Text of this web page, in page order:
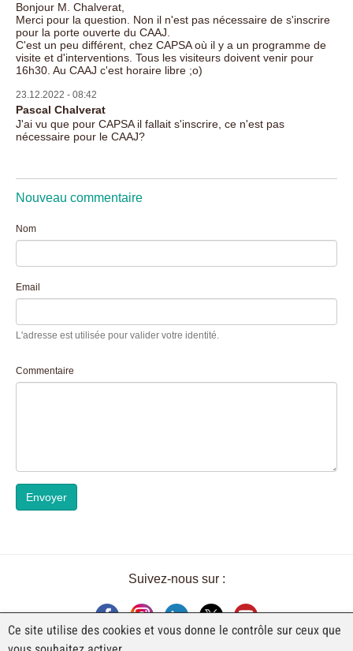
Bonjour M. Chalverat,
Merci pour la question. Non il n'est pas nécessaire de s'inscrire
pour la porte ouverte du CAAJ.
C'est un peu différent, chez CAPSA où il y a un programme de
visite et d'interventions. Tous les visiteurs doivent venir pour
16h30. Au CAAJ c'est horaire libre ;o)
23.12.2022 - 08:42
Pascal Chalverat
J'ai vu que pour CAPSA il fallait s'inscrire, ce n'est pas
nécessaire pour le CAAJ?
Nouveau commentaire
Nom
Email
L'adresse est utilisée pour valider votre identité.
Commentaire
Envoyer
Suivez-nous sur :
Ce site utilise des cookies et vous donne le contrôle sur ceux que